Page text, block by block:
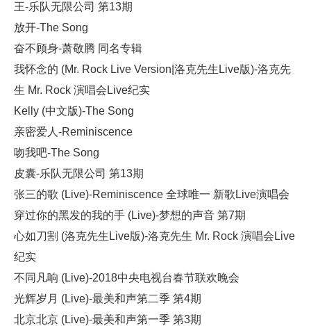
王-乐队无限公司 第13期
放开-The Song
奋不顾身-萧敬腾 同名专辑
我怀念的 (Mr. Rock Live Version|洛克先生Live版)-洛克先
生 Mr. Rock 演唱会Live纪实
Kelly (中文版)-The Song
亲密爱人-Reminiscence
吻我吧-The Song
皮囊-乐队无限公司 第13期
张三的歌 (Live)-Reminiscence 全球唯一 新歌Live演唱会
穿过你的黑发的我的手 (Live)-梦想的声音 第7期
心如刀割 (洛克先生Live版)-洛克先生 Mr. Rock 演唱会Live
纪实
不同凡响 (Live)-2018中央电视台春节联欢晚会
光辉岁月 (Live)-最美和声第二季 第4期
北京北京 (Live)-最美和声第一季 第3期